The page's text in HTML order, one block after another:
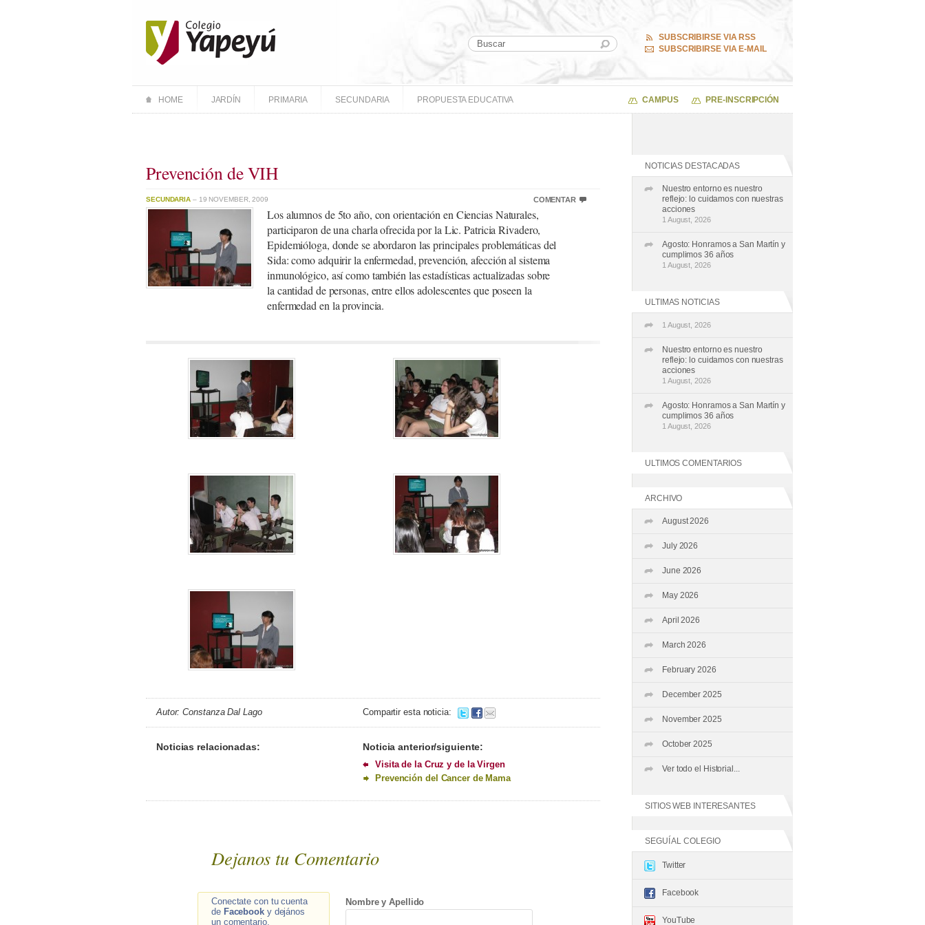
SUBSCRIBIRSE VIA RSS
SUBSCRIBIRSE VIA E-MAIL
HOME JARDÍN PRIMARIA SECUNDARIA PROPUESTA EDUCATIVA CAMPUS PRE-INSCRIPCIÓN
Prevención de VIH
SECUNDARIA – 19 NOVEMBER, 2009 COMENTAR
Los alumnos de 5to año, con orientación en Ciencias Naturales,
participaron de una charla ofrecida por la Lic. Patricia Rivadero,
Epidemióloga, donde se abordaron las principales problemáticas del
Sida: como adquirir la enfermedad, prevención, afección al sistema
inmunológico, así como también las estadísticas actualizadas sobre
la cantidad de personas, entre ellos adolescentes que poseen la
enfermedad en la provincia.
Autor: Constanza Dal Lago Compartir esta noticia:
Noticias relacionadas: Noticia anterior/siguiente:
Visita de la Cruz y de la Virgen
Prevención del Cancer de Mama
Dejanos tu Comentario
Conectate con tu cuenta
de Facebooky dejános
un comentario.
Nombre y Apellido
NOTICIAS DESTACADAS
Nuestro entorno es nuestro
reflejo: lo cuidamos con nuestras
acciones
1 August, 2026
Agosto: Honramos a San Martín y
cumplimos 36 años
1 August, 2026
ULTIMAS NOTICIAS
1 August, 2026
Nuestro entorno es nuestro
reflejo: lo cuidamos con nuestras
acciones
1 August, 2026
Agosto: Honramos a San Martín y
cumplimos 36 años
1 August, 2026
ULTIMOS COMENTARIOS
ARCHIVO
August 2026
July 2026
June 2026
May 2026
April 2026
March 2026
February 2026
December 2025
November 2025
October 2025
Ver todo el Historial...
SITIOS WEB INTERESANTES
SEGUÍ AL COLEGIO
Twitter
Facebook
YouTube